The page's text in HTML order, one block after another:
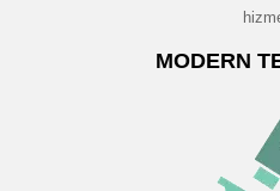
MODERN